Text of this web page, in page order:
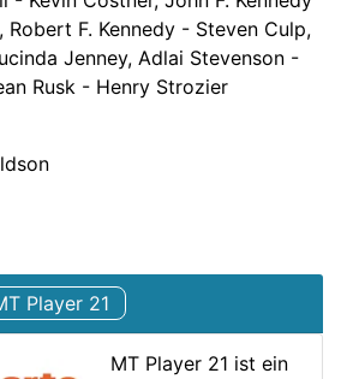
Robert F. Kennedy - Steven Culp,
Jenney, Adlai Stevenson -
Rusk - Henry Strozier
Player 21
MT Player 21 ist ein